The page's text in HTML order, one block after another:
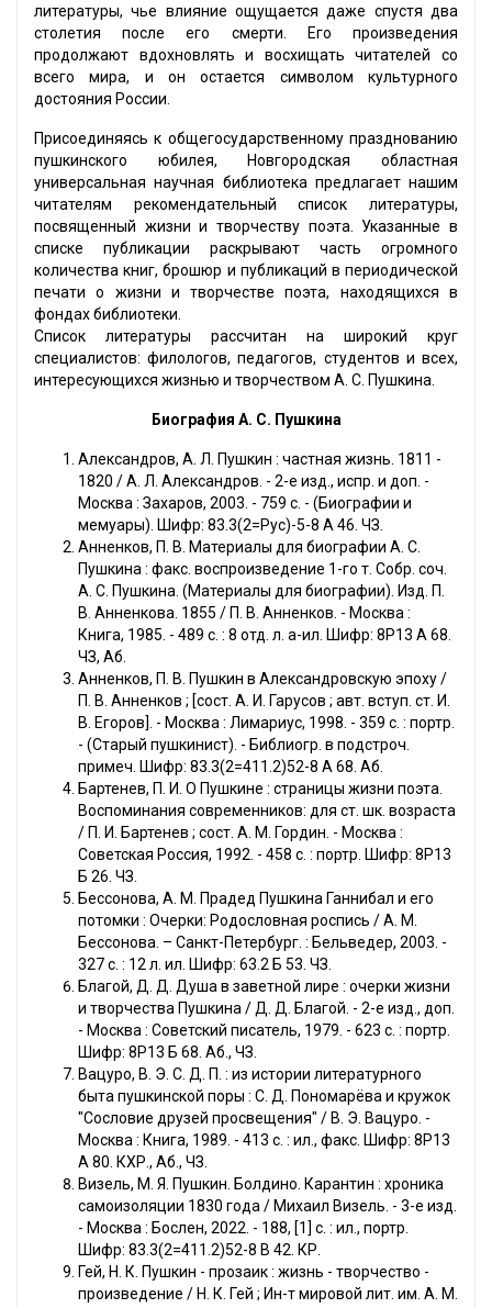
литературы, чье влияние ощущается даже спустя два
столетия после его смерти. Его произведения
продолжают вдохновлять и восхищать читателей со
всего мира, и он остается символом культурного
достояния России.
Присоединяясь к общегосударственному празднованию
пушкинского юбилея, Новгородская областная
универсальная научная библиотека предлагает нашим
читателям рекомендательный список литературы,
посвященный жизни и творчеству поэта. Указанные в
списке публикации раскрывают часть огромного
количества книг, брошюр и публикаций в периодической
печати о жизни и творчестве поэта, находящихся в
фондах библиотеки.
Список литературы рассчитан на широкий круг
специалистов: филологов, педагогов, студентов и всех,
интересующихся жизнью и творчеством А. С. Пушкина.
Биография А. С. Пушкина
Александров, А. Л. Пушкин : частная жизнь. 1811 -
1820 / А. Л. Александров. - 2-е изд., испр. и доп. -
Москва : Захаров, 2003. - 759 с. - (Биографии и
мемуары). Шифр: 83.3(2=Рус)-5-8 А 46. ЧЗ.
Анненков, П. В. Материалы для биографии А. С.
Пушкина : факс. воспроизведение 1-го т. Собр. соч.
А. С. Пушкина. (Материалы для биографии). Изд. П.
В. Анненкова. 1855 / П. В. Анненков. - Москва :
Книга, 1985. - 489 с. : 8 отд. л. a-ил. Шифр: 8Р13 А 68.
ЧЗ, Аб.
Анненков, П. В. Пушкин в Александровскую эпоху /
П. В. Анненков ; [сост. А. И. Гарусов ; авт. вступ. ст. И.
В. Егоров]. - Москва : Лимариус, 1998. - 359 с. : портр.
- (Старый пушкинист). - Библиогр. в подстроч.
примеч. Шифр: 83.3(2=411.2)52-8 А 68. Аб.
Бартенев, П. И. О Пушкине : страницы жизни поэта.
Воспоминания современников: для ст. шк. возраста
/ П. И. Бартенев ; сост. А. М. Гордин. - Москва :
Советская Россия, 1992. - 458 с. : портр. Шифр: 8Р13
Б 26. ЧЗ.
Бессонова, А. М. Прадед Пушкина Ганнибал и его
потомки : Очерки: Родословная роспись / А. М.
Бессонова. – Санкт-Петербург. : Бельведер, 2003. -
327 с. : 12 л. ил. Шифр: 63.2 Б 53. ЧЗ.
Благой, Д. Д. Душа в заветной лире : очерки жизни
и творчества Пушкина / Д. Д. Благой. - 2-е изд., доп.
- Москва : Советский писатель, 1979. - 623 с. : портр.
Шифр: 8Р13 Б 68. Аб., ЧЗ.
Вацуро, В. Э. С. Д. П. : из истории литературного
быта пушкинской поры : С. Д. Пономарёва и кружок
"Сословие друзей просвещения" / В. Э. Вацуро. -
Москва : Книга, 1989. - 413 с. : ил., факс. Шифр: 8Р13
А 80. КХР., Аб., ЧЗ.
Визель, М. Я. Пушкин. Болдино. Карантин : хроника
самоизоляции 1830 года / Михаил Визель. - 3-е изд.
- Москва : Бослен, 2022. - 188, [1] с. : ил., портр.
Шифр: 83.3(2=411.2)52-8 В 42. КР.
Гей, Н. К. Пушкин - прозаик : жизнь - творчество -
произведение / Н. К. Гей ; Ин-т мировой лит. им. А. М.